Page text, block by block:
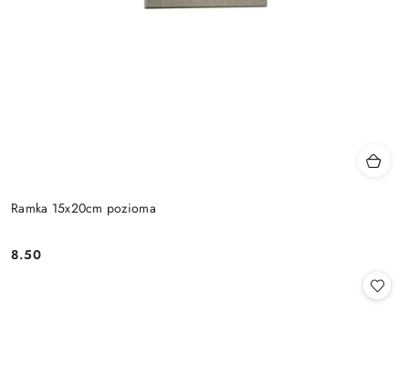
Ramka 15x20cm pozioma
Cena:
8.50